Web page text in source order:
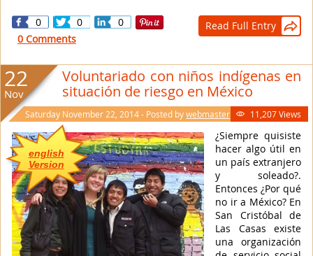
0 0 0 Read Full Entry 
0 Comments
Voluntariado con niños indígenas en
situación de riesgo en México
Saturday November 22, 2014 - Posted bywebmaster  11,207 Views
english
Version
¿Siempre quisiste
hacer algo útil en
un país extranjero
y soleado?.
Entonces ¿Por qué
no ir a México? En
San Cristóbal de
Las Casas existe
una organización
22
Nov